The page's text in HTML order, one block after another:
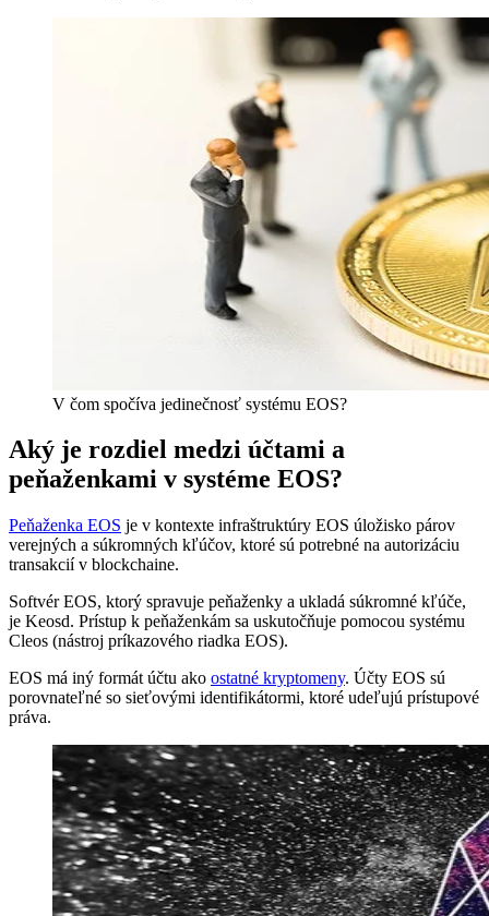
V čom spočíva jedinečnosť systému EOS?
Aký je rozdiel medzi účtami a
peňaženkami v systéme EOS?
Peňaženka EOS je v kontexte infraštruktúry EOS úložisko párov
verejných a súkromných kľúčov, ktoré sú potrebné na autorizáciu
transakcií v blockchaine.
Softvér EOS, ktorý spravuje peňaženky a ukladá súkromné kľúče,
je Keosd. Prístup k peňaženkám sa uskutočňuje pomocou systému
Cleos (nástroj príkazového riadka EOS).
EOS má iný formát účtu ako ostatné kryptomeny. Účty EOS sú
porovnateľné so sieťovými identifikátormi, ktoré udeľujú prístupové
práva.